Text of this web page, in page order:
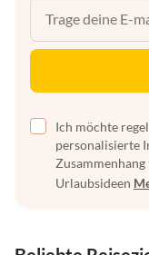
Ich möchte
personalisierte
Urlaubsideen